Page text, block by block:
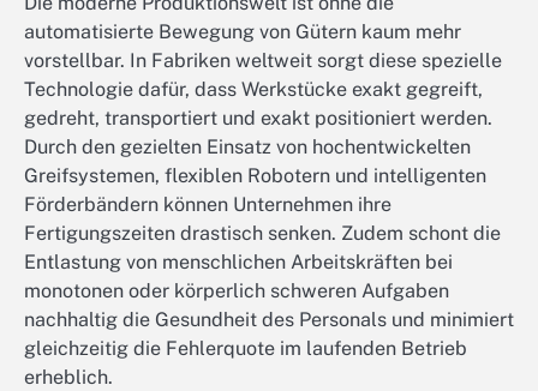
automatisierte Bewegung von Gütern kaum mehr
vorstellbar. In Fabriken weltweit sorgt diese spezielle
Technologie dafür, dass Werkstücke exakt gegreift,
gedreht, transportiert und exakt positioniert werden.
Durch den gezielten Einsatz von hochentwickelten
Greifsystemen, flexiblen Robotern und intelligenten
Förderbändern können Unternehmen ihre
Fertigungszeiten drastisch senken. Zudem schont die
Entlastung von menschlichen Arbeitskräften bei
monotonen oder körperlich schweren Aufgaben
nachhaltig die Gesundheit des Personals und minimiert
gleichzeitig die Fehlerquote im laufenden Betrieb
erheblich.